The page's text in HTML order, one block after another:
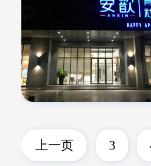
上一页 3